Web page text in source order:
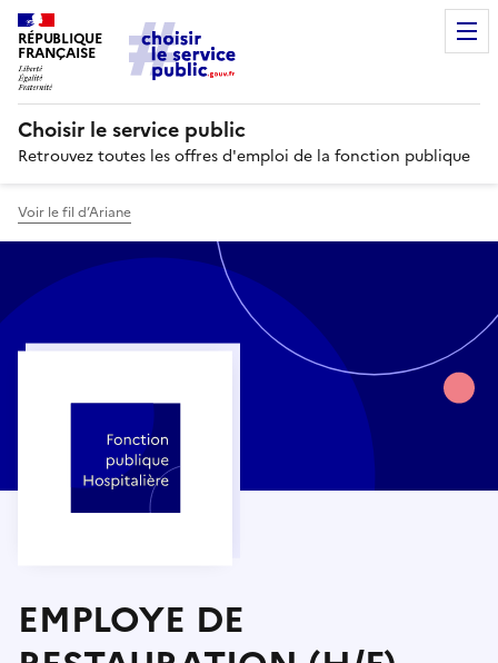
RÉPUBLIQUE
FRANÇAISE
Choisir le service public
Retrouvez toutes les offres d'emploi de la fonction publique
Voir le fil d’Ariane
EMPLOYE DE